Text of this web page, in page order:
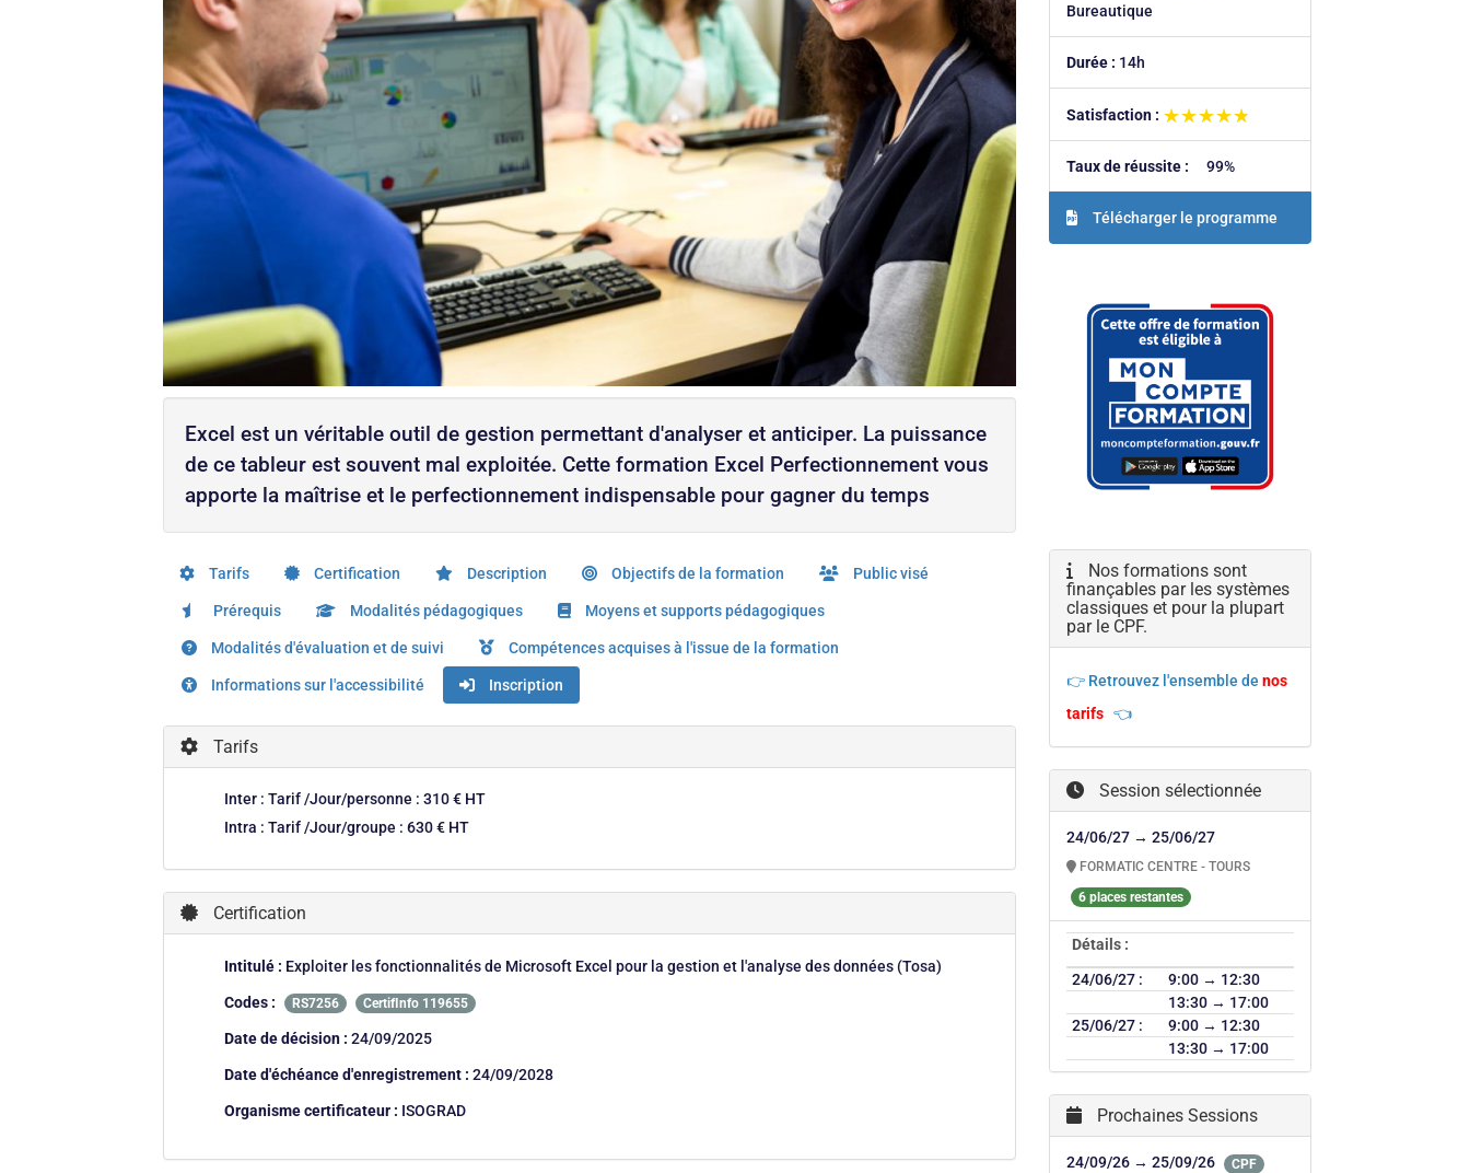
Excel est un véritable outil de gestion permettant d'analyser et anticiper. La puissance
de ce tableur est souvent mal exploitée. Cette formation Excel Perfectionnement vous
apporte la maîtrise et le perfectionnement indispensable pour gagner du temps
Tarifs Certification Description Objectifs de la formation Public visé
Prérequis Modalités pédagogiques Moyens et supports pédagogiques
Modalités d'évaluation et de suivi Compétences acquises à l'issue de la formation
Informations sur l'accessibilité Inscription
Tarifs
Inter : Tarif /Jour/personne : 310 € HT
Intra : Tarif /Jour/groupe : 630 € HT
Certification
Intitulé : Exploiter les fonctionnalités de Microsoft Excel pour la gestion et l'analyse des données (Tosa)
Codes : RS7256 CertifInfo 119655
Date de décision : 24/09/2025
Date d'échéance d'enregistrement : 24/09/2028
Organisme certificateur : ISOGRAD
Bureautique
Durée : 14h
Satisfaction : ★★★★★
★★★★★
Taux de réussite : 99%
Télécharger le programme
Nos formations sont
finançables par les systèmes
classiques et pour la plupart
par le CPF.
👉 Retrouvez l'ensemble de nos
tarifs 👈
Session sélectionnée
24/06/27 → 25/06/27
FORMATIC CENTRE - TOURS
6 places restantes
Détails :
24/06/27 :
9:00 → 12:30
13:30 → 17:00
25/06/27 :
9:00 → 12:30
13:30 → 17:00
Prochaines Sessions
24/09/26 → 25/09/26
CPF